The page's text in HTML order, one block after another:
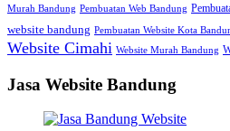
Murah Bandung Pembuatan Web Bandung
website bandung Pembuatan Website Kota
Website Cimahi Website Murah Bandung
Jasa Website Bandung